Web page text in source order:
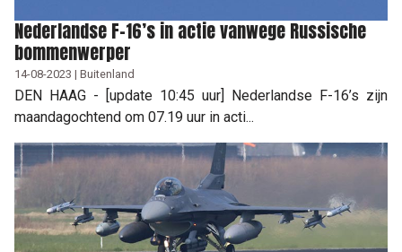
Nederlandse F-16’s in actie vanwege Russische
bommenwerper
14-08-2023 | Buitenland
DEN HAAG - [update 10:45 uur] Nederlandse F-16’s zijn
maandagochtend om 07.19 uur in acti...